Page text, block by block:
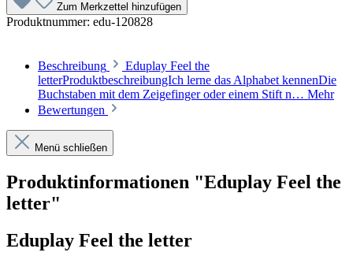
Zum Merkzettel hinzufügen
Produktnummer: edu-120828
Beschreibung
Eduplay Feel the
letterProduktbeschreibungIch lerne das Alphabet kennenDie
Buchstaben mit dem Zeigefinger oder einem Stift n… Mehr
Bewertungen
Menü schließen
Produktinformationen "Eduplay Feel the
letter"
Eduplay Feel the letter